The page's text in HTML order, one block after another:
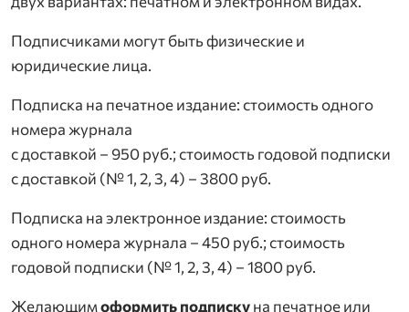
Подписчиками могут быть физические и
юридические лица.
Подписка на печатное издание: стоимость одного
номера журнала
с доставкой – 950 руб.; стоимость годовой подписки
с доставкой (№ 1, 2, 3, 4) – 3800 руб.
Подписка на электронное издание: стоимость
одного номера журнала – 450 руб.; стоимость
годовой подписки (№ 1, 2, 3, 4) – 1800 руб.
Желающимоформить подпискуна печатное или